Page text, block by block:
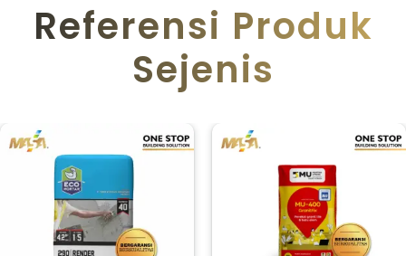
Referensi Produk
Sejenis